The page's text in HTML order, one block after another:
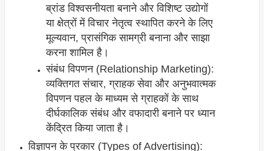
ब्रांड विश्वसनीयता बनाने और विशिष्ट उद्योगों
या क्षेत्रों में विचार नेतृत्व स्थापित करने के लिए
मूल्यवान, प्रासंगिक सामग्री बनाना और साझा
करना शामिल है।
संबंध विपणन (Relationship Marketing):
व्यक्तिगत संचार, ग्राहक सेवा और अनुभवात्मक
विपणन पहल के माध्यम से ग्राहकों के साथ
दीर्घकालिक संबंध और वफादारी बनाने पर ध्यान
केंद्रित किया जाता है।
विज्ञापन के प्रकार (Types of Advertising):